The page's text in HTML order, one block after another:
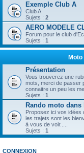
Exemple Club A
Club A
Sujets : 2
AERO MODELE
Forum pour le club
Sujets : 1
Présentation
Vous trouverez une
mots, merci de passer
connaitre un peu les
Sujets : 1
Rando moto dans
Proposez ici vos idées
les trajets sont les
à vous de voir.....
Sujets : 1
CONNEXION